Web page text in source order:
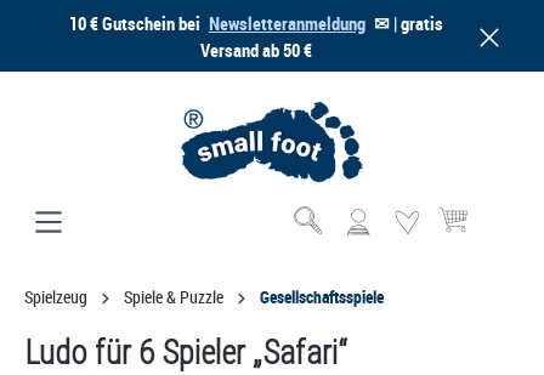
springen10 € Gutschein bei Newsletteranmeldung ✉ | gratis
Versand ab 50 €
Warenkorb
Spielzeug Spiele & Puzzle Gesellschaftsspiele
Ludo für 6 Spieler „Safari“